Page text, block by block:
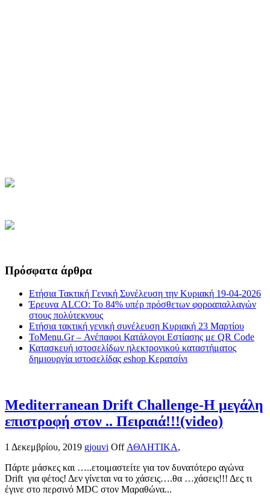
Πρόσφατα άρθρα
Ετήσια Τακτική Γενική Συνέλευση την Κυριακή 19-04-2026
Έρευνα ALCO: Το 84% υπέρ πρόσθετων φοροαπαλλαγών
στους πολύτεκνους
Ετήσια τακτική γενική συνέλευση Κυριακή 23 Μαρτίου
ToMenu.Gr – Ανέπαφοι Κατάλογοι Εστίασης με QR Code
Κατασκευή ιστοσελίδων ηλεκτρονικού καταστήματος
δημιουργία ιστοσελίδας eshop Κερατσίνι
Mediterranean Drift Challenge-Η μεγάλη
επιστροφή στον .. Πειραιά!!!(video)
1 Δεκεμβρίου, 2019 gjouvi Off ΑΘΛΗΤΙΚΑ,
Πάρτε μάσκες και …..ετοιμαστείτε για τον δυνατότερο αγώνα
Drift για φέτος! Δεν γίνεται να το χάσεις….θα …χάσεις!!! Δες τι
έγινε στο περσινό MDC στον Μαραθώνα...